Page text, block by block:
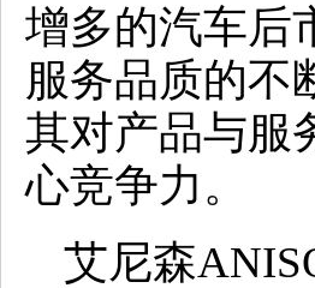
增多的汽车后
服务品质的不
其对产品与服
心竞争力。
艾尼森